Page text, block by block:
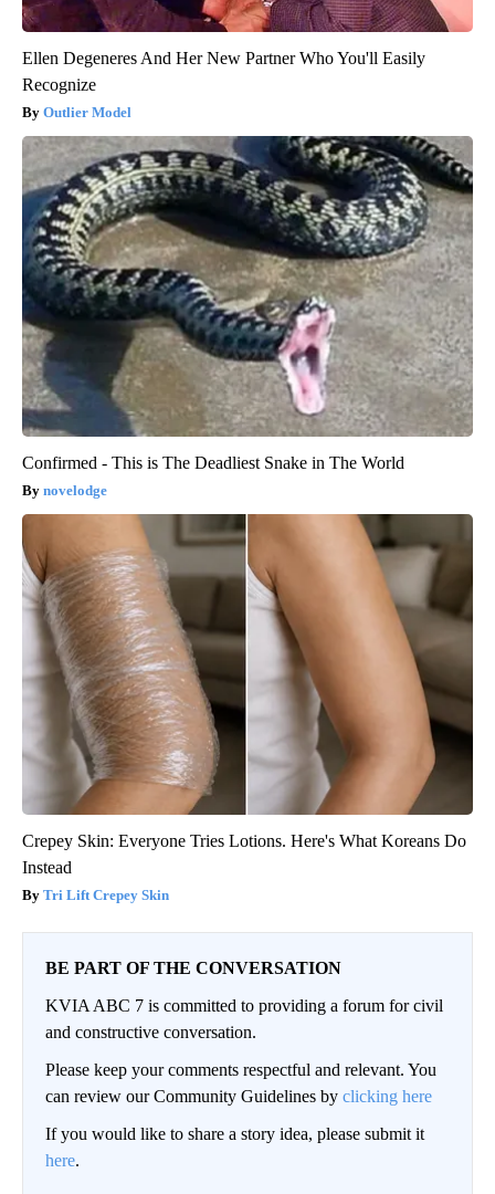
Ellen Degeneres And Her New Partner Who You'll Easily
Recognize
Outlier Model
Confirmed - This is The Deadliest Snake in The World
novelodge
Crepey Skin: Everyone Tries Lotions. Here's What Koreans Do
Instead
Tri Lift Crepey Skin
BE PART OF THE CONVERSATION
KVIA ABC 7 is committed to providing a forum for civil
and constructive conversation.
Please keep your comments respectful and relevant. You
can review our Community Guidelines by clicking here
If you would like to share a story idea, please submit it
here.